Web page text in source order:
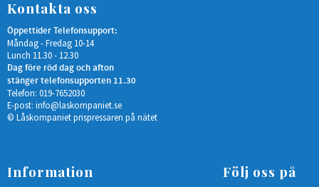
Kontakta oss
Öppettider Telefonsupport:
Måndag - Fredag 10-14
Lunch 11.30 - 12.30
Dag före röd dag och afton
stänger telefonsupporten 11.30
Telefon: 019-7652030
E-post: info@laskompaniet.se
© Låskompaniet prispressaren på nätet
Information Följ oss på